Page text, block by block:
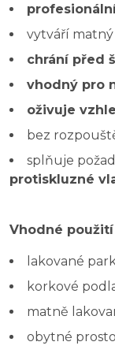
vytváří
chrání před
vhodný pro
oživuje
bez
splňuje
protiskluzné
Vhodné použití
lakované
korkové
matně
obytné